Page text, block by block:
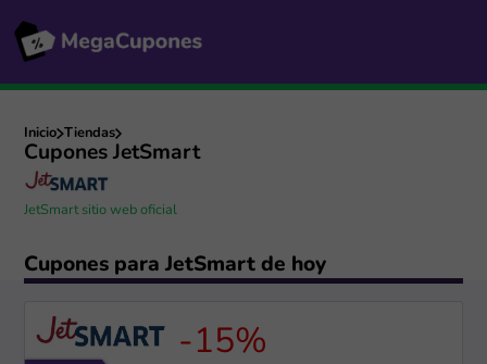
Inicio Tiendas
Cupones JetSmart
JetSmart sitio web oficial
Cupones para JetSmart de hoy
-15%